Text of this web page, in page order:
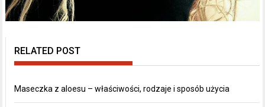
RELATED POST
Maseczka z aloesu – właściwości, rodzaje i sposób użycia